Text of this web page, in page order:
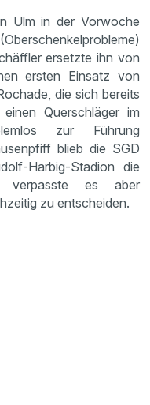
Ulm in der Vorwoche
ersetzte ihn von
ersten Einsatz von
die sich bereits
Querschläger im
zur Führung
blieb die SGD
Harbig-Stadion die
verpasste es aber
zu entscheiden.